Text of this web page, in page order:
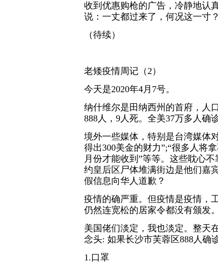
收到优惠购枪的广告，冷静地认
说：一丈都过来了，何况这一寸？
（待续）
老矮疫情周记（2）
今天是2020年4月7号。
纳什维尔是田纳西州的首府，人
888人，9人死。全美37万多人确
境外一些媒体，特别是台湾媒体
得出300美金的财力”;“很多人将
月份才能收到”等等。这些耽心
约皇后区尸体堆满街边是他们嘉
假信息向华人道歉？
疫情的确严重。但疫情是疫情，
仍然连宽松的居家令都没有颁发。
美国佬们淡定，我也淡定。整天
念头: 如果长沙市芙蓉区888人确
1.口罩